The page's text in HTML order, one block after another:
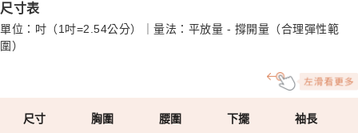
尺寸表
單位：吋（1吋=2.54公分）｜量法：平放量 - 撐開量（合理彈性範
圍）
尺寸 胸圍 腰圍 下擺 袖長